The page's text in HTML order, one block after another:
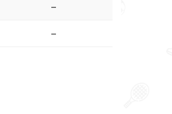
–
–